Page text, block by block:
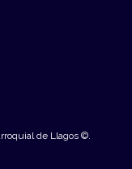
de Llagos ©.